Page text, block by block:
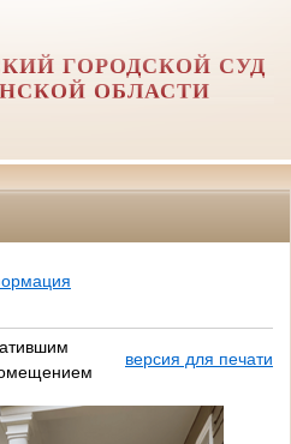
ГОРОДСКОЙ СУД
ОБЛАСТИ
версия для печати